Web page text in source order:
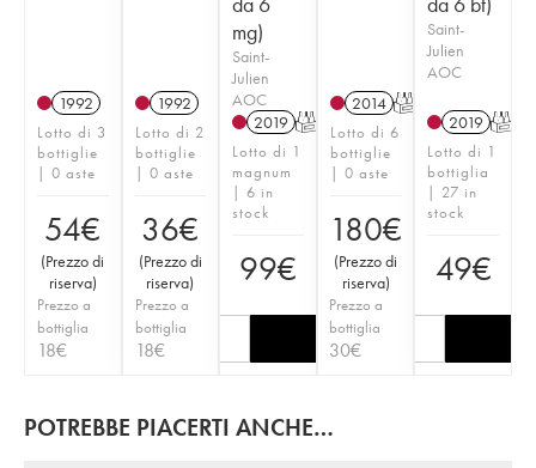
1992
Lotto di 3
bottiglie
| 0 aste
54€
(Prezzo di
riserva)
Prezzo a
bottiglia
18€
1992
Lotto di 2
bottiglie
| 0 aste
36€
(Prezzo di
riserva)
Prezzo a
bottiglia
18€
mg)
Saint-
Julien
AOC
2019 T
Lotto di 1
magnum
| 6 in
stock
99€
2014 T
Lotto di 6
bottiglie
| 0 aste
180€
(Prezzo di
riserva)
Prezzo a
bottiglia
30€
Saint-
Julien
AOC
2019 T
Lotto di 1
bottiglia
| 27 in
stock
49€
POTREBBE PIACERTI ANCHE…